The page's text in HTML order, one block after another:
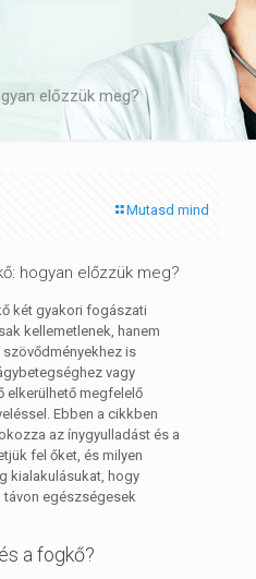
előzzük meg?
Mutasd mind
hogyan előzzük meg?
két gyakori fogászati
kellemetlenek, hanem
is
vagy
elkerülhető megfelelő
Ebben a cikkben
az ínygyulladást és a
fel őket, és milyen
kialakulásukat, hogy
egészségesek
a fogkő?